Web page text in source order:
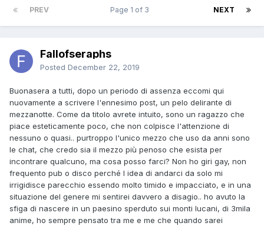
PREV NEXT
Page 1 of 3
Fallofseraphs
Posted December 22, 2019
Buonasera a tutti, dopo un periodo di assenza eccomi qui
nuovamente a scrivere l'ennesimo post, un pelo delirante di
mezzanotte. Come da titolo avrete intuito, sono un ragazzo che
piace esteticamente poco, che non colpisce l'attenzione di
nessuno o quasi.. purtroppo l'unico mezzo che uso da anni sono
le chat, che credo sia il mezzo più penoso che esista per
incontrare qualcuno, ma cosa posso farci? Non ho giri gay, non
frequento pub o disco perché l idea di andarci da solo mi
irrigidisce parecchio essendo molto timido e impacciato, e in una
situazione del genere mi sentirei davvero a disagio.. ho avuto la
sfiga di nascere in un paesino sperduto sui monti lucani, di 3mila
anime, ho sempre pensato tra me e me che quando sarei